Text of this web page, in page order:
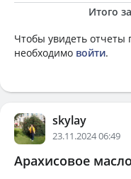
Итого
Чтобы увидеть
необходимо войти.
skylay
23.11.2024 06:49
Арахисовое